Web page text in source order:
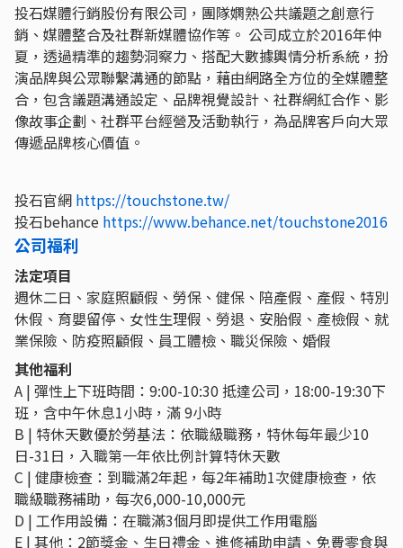
投石媒體行銷股份有限公司，團隊嫻熟公共議題之創意行
銷、媒體整合及社群新媒體協作等。 公司成立於2016年仲
夏，透過精準的趨勢洞察力、搭配大數據輿情分析系統，扮
演品牌與公眾聯繫溝通的節點，藉由網路全方位的全媒體整
合，包含議題溝通設定、品牌視覺設計、社群網紅合作、影
像故事企劃、社群平台經營及活動執行，為品牌客戶向大眾
傳遞品牌核心價值。
投石官網 https://touchstone.tw/
投石behance https://www.behance.net/touchstone2016
公司福利
法定項目
週休二日、家庭照顧假、勞保、健保、陪產假、產假、特別
休假、育嬰留停、女性生理假、勞退、安胎假、產檢假、就
業保險、防疫照顧假、員工體檢、職災保險、婚假
其他福利
A | 彈性上下班時間：9:00-10:30 抵達公司，18:00-19:30下
班，含中午休息1小時，滿 9小時
B | 特休天數優於勞基法：依職級職務，特休每年最少10
日-31日，入職第一年依比例計算特休天數
C | 健康檢查：到職滿2年起，每2年補助1次健康檢查，依
職級職務補助，每次6,000-10,000元
D | 工作用設備：在職滿3個月即提供工作用電腦
E | 其他：2節獎金、生日禮金、進修補助申請、免費零食與